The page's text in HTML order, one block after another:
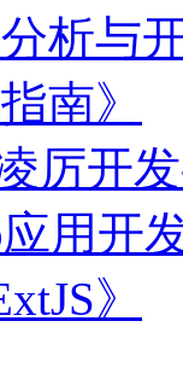
分析与
南》
凌厉开
应用开
》